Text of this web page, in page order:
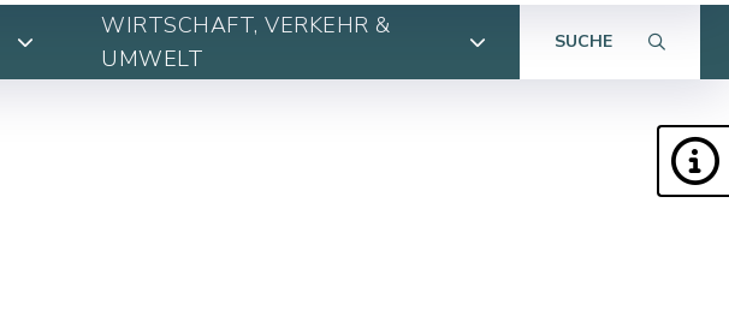
WIRTSCHAFT, VERKEHR &
UMWELT
SUCHE